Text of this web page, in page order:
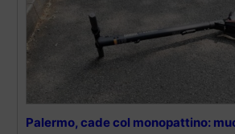
Palermo, cade col monopattino: